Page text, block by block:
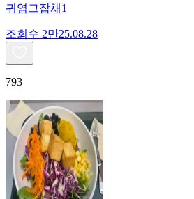
귀염그잡채1
조회수 2만25.08.28
793